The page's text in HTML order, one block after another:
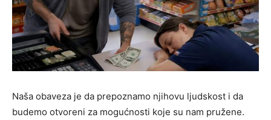
Naša obaveza je da prepoznamo njihovu ljudskost i da
budemo otvoreni za mogućnosti koje su nam pružene.